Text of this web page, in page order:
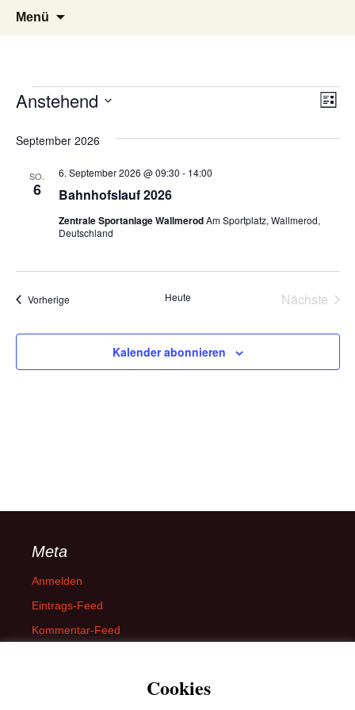
TuS 1894 e.V. Wallmerod
Menü
Veranstaltungen Liste
Anstehend
wählen.
September 2026
SO.
6 Bahnhofslauf 2026
6. September 2026 @ 09:30 - 14:00
Zentrale Sportanlage WallmerodAm Sportplatz, Wallmerod,
Deutschland
VorherigeVeranstaltungen Heute
Nächste
Kalender abonnieren
Meta
Anmelden
Eintrags-Feed
Kommentar-Feed
Cookies